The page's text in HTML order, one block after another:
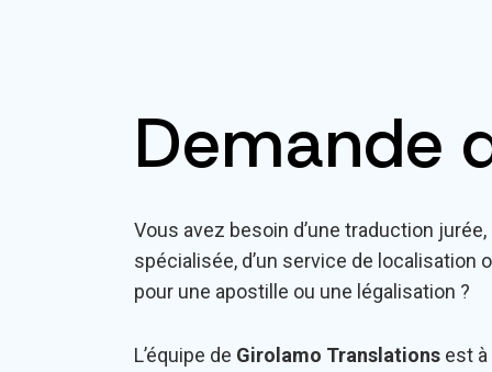
Demande
Vous avez besoin d’une traduction jurée,
spécialisée, d’un service de localisation
pour une apostille ou une légalisation ?
L’équipe de Girolamo Translations est